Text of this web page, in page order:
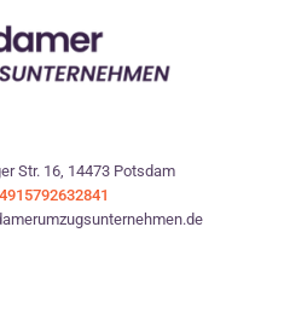
Str. 16, 14473 Potsdam